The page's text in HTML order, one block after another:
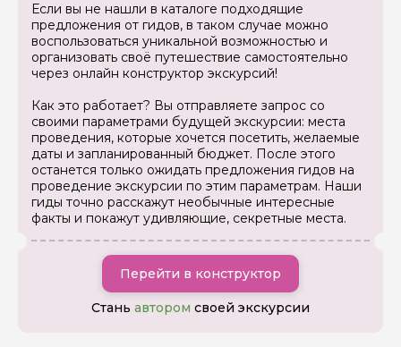
Если вы не нашли в каталоге подходящие
предложения от гидов, в таком случае можно
воспользоваться уникальной возможностью и
организовать своё путешествие самостоятельно
через онлайн конструктор экскурсий!
Как это работает? Вы отправляете запрос со
своими параметрами будущей экскурсии: места
проведения, которые хочется посетить, желаемые
даты и запланированный бюджет. После этого
останется только ожидать предложения гидов на
проведение экскурсии по этим параметрам. Наши
гиды точно расскажут необычные интересные
факты и покажут удивляющие, секретные места.
Перейти в конструктор
Стань автором своей экскурсии